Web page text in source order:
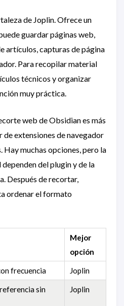
de Joplin. Ofrece un
guardar páginas web,
artículos, capturas de página
Para recopilar material
técnicos y organizar
muy práctica.
web de Obsidian es más
de extensiones de navegador
muchas opciones, pero la
del plugin y de la
Después de recortar,
ordenar el formato
Mejor
opción
frecuencia Joplin
sin
Joplin